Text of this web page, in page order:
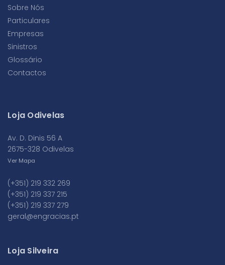
Sobre Nós
Particulares
Empresas
Sinistros
Glossário
Contactos
Loja Odivelas
Av. D. Dinis 56 A
2675-328 Odivelas
Ver Mapa
(+351) 219 332 269
(+351) 219 337 215
(+351) 219 337 279
geral@engracias.pt
Loja Silveira